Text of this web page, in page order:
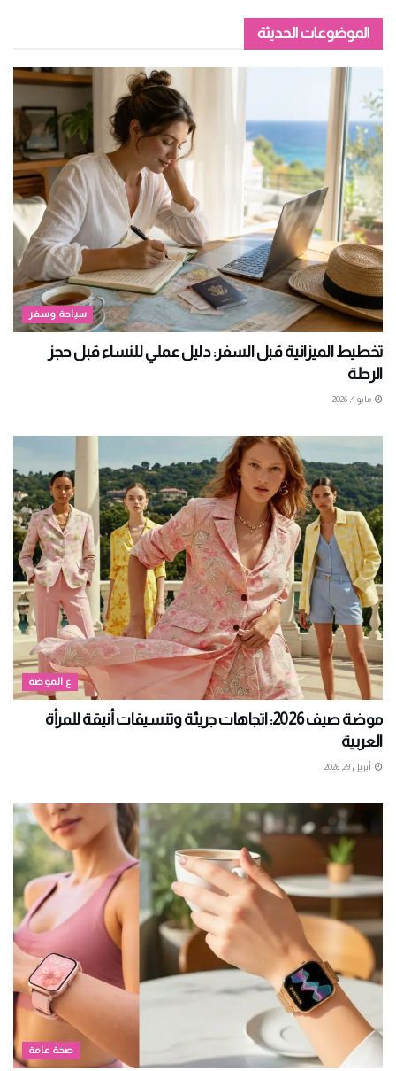
الموضوعات الحديثة
سياحة وسفر
تخطيط الميزانية قبل السفر: دليل عملي للنساء قبل حجز
الرحلة
مايو 4, 2026
ع الموضة
موضة صيف 2026: اتجاهات جريئة وتنسيقات أنيقة للمرأة
العربية
أبريل 29, 2026
صحة عامة